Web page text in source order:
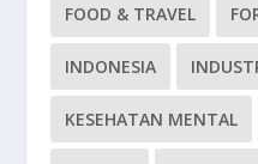
FOOD & TRAVEL
INDONESIA
KESEHATAN MENTAL